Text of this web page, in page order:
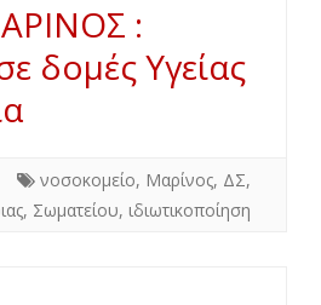
:
δομές Υγείας
νοσοκομείο, Μαρίνος, ΔΣ,
, Σωματείου, ιδιωτικοποίηση